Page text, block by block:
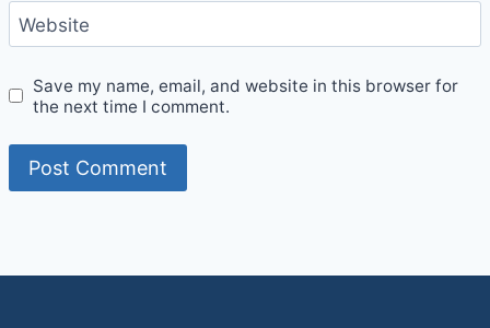
Website
Save my name, email, and website in this browser for
the next time I comment.